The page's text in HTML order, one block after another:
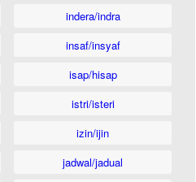
indera/indra
insaf/insyaf
isap/hisap
istri/isteri
izin/ijin
jadwal/jadual